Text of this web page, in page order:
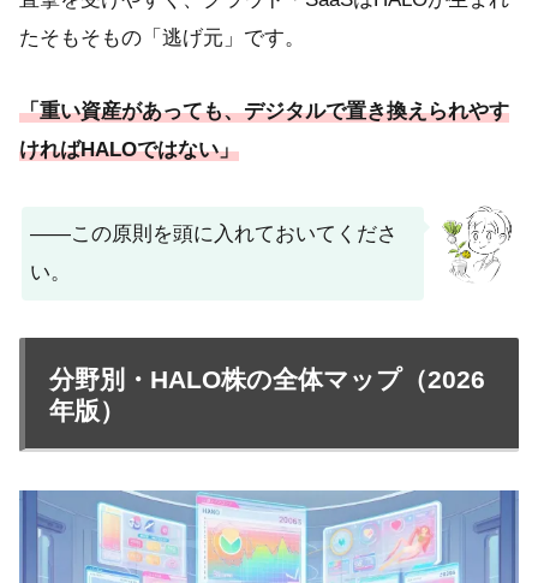
たそもそもの「逃げ元」です。
「重い資産があっても、デジタルで置き換えられやす
ければHALOではない」
——この原則を頭に入れておいてくださ
い。
分野別・HALO株の全体マップ（2026
年版）